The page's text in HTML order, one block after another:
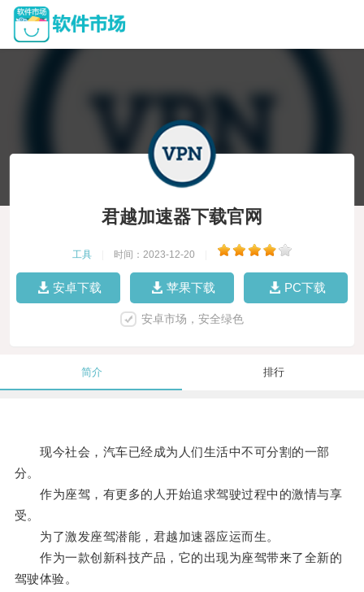
君越加速器下载官网
工具 时间：2023-12-20
安卓下载 苹果下载 PC下载
安卓市场，安全绿色
简介 排行
现今社会，汽车已经成为人们生活中不可分割的一部
分。
作为座驾，有更多的人开始追求驾驶过程中的激情与享
受。
为了激发座驾潜能，君越加速器应运而生。
作为一款创新科技产品，它的出现为座驾带来了全新的
驾驶体验。